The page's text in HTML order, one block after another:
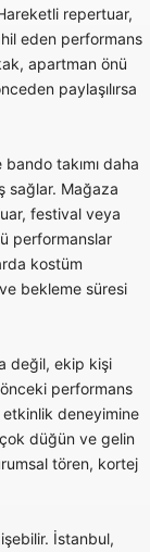
repertuar,
eden performans
apartman önü
paylaşılırsa
takımı daha
sağlar. Mağaza
festival veya
performanslar
kostüm
bekleme süresi
değil, ekip kişi
performans
deneyimine
düğün ve gelin
tören, kortej
İstanbul,